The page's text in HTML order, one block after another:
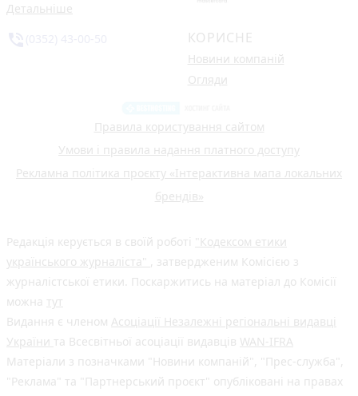
Детальніше
КОРИСНЕ
Новини компаній
Огляди
Правила користування сайтом
Умови і правила надання платного доступу
Рекламна політика проєкту «Інтерактивна мапа локальних
брендів»
Редакція керується в своїй роботі "Кодексом етики
українського журналіста" , затвердженим Комісією з
журналістської етики. Поскаржитись на матеріал до Комісії
можна тут
Видання є членом Асоціації Незалежні регіональні видавці
України та Всесвітньої асоціації видавців WAN-IFRA
Матеріали з позначками "Новини компаній", "Прес-служба",
"Реклама" та "Партнерський проєкт" опубліковані на правах